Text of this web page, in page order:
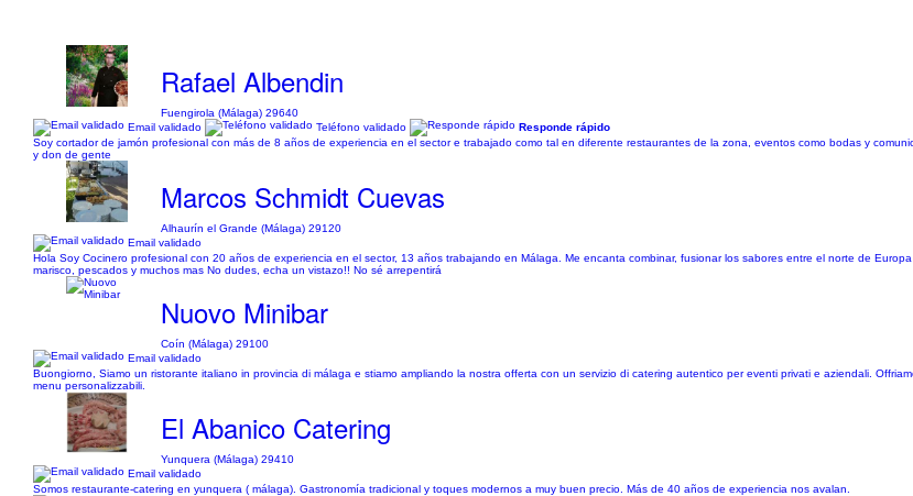
Rafael Albendin
Fuengirola (Málaga) 29640
Email validado
Teléfono validado
Responde rápido
Soy cortador de jamón profesional con más de 8 años de experiencia en el sector e trabajado como tal en diferente restaurantes de la zona, eventos como bodas y
y don de gente
Marcos Schmidt Cuevas
Alhaurín el Grande (Málaga) 29120
Email validado
Hola Soy Cocinero profesional con 20 años de experiencia en el sector, 13 años trabajando en Málaga. Me encanta combinar, fusionar los sabores entre el norte de
marisco, pescados y muchos mas No dudes, echa un vistazo!! No sé arrepentirá
Nuovo Minibar
Coín (Málaga) 29100
Email validado
Buongiorno, Siamo un ristorante italiano in provincia di málaga e stiamo ampliando la nostra offerta con un servizio di catering autentico per eventi privati e aziendali.
menu personalizzabili.
El Abanico Catering
Yunquera (Málaga) 29410
Email validado
Somos restaurante-catering en yunquera ( málaga). Gastronomía tradicional y toques modernos a muy buen precio. Más de 40 años de experiencia nos avalan.